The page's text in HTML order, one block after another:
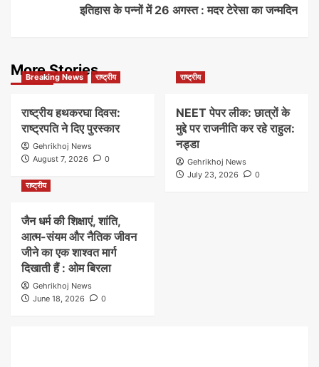
इतिहास के पन्नों में 26 अगस्त : मदर टेरेसा का जन्मदिन
More Stories
Breaking News राष्ट्रीय
राष्ट्रीय हथकरघा दिवस:
राष्ट्रपति ने दिए पुरस्कार
Gehrikhoj News
August 7, 2026
0
राष्ट्रीय
NEET पेपर लीक: छात्रों के
मुद्दे पर राजनीति कर रहे राहुल:
नड्डा
Gehrikhoj News
July 23, 2026
0
राष्ट्रीय
जैन धर्म की शिक्षाएं, शांति,
आत्म-संयम और नैतिक जीवन
जीने का एक शाश्वत मार्ग
दिखाती हैं : ओम बिरला
Gehrikhoj News
June 18, 2026
0